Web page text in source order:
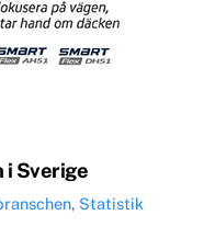
i Sverige
, Statistik